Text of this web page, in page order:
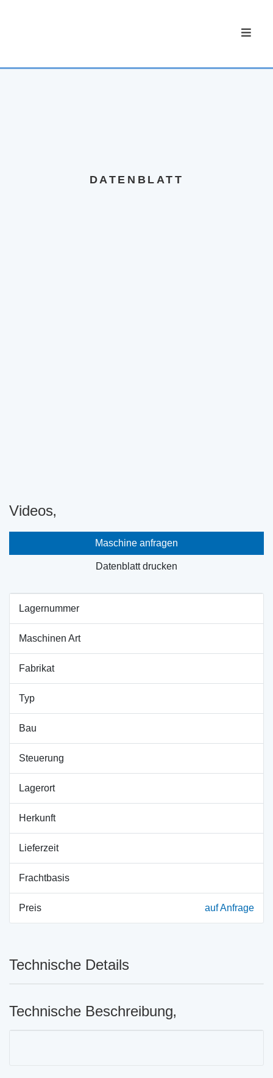
DATENBLATT
Videos‚
Maschine anfragen
Datenblatt drucken
Lagernummer
Maschinen Art
Fabrikat
Typ
Bau
Steuerung
Lagerort
Herkunft
Lieferzeit
Frachtbasis
Preis auf Anfrage
Technische Details
Technische Beschreibung‚